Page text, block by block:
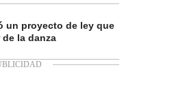
un proyecto de ley que
la danza